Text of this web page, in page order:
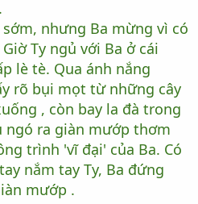
nhưng Ba mừng vì có
Ty ngủ với Ba ở cái
lè tè. Qua ánh nắng
rõ bụi mọt từ những cây
, còn bay la đà trong
ngó ra giàn mướp thơm
trình 'vĩ đại' của Ba. Có
nắm tay Ty, Ba đứng
mướp .